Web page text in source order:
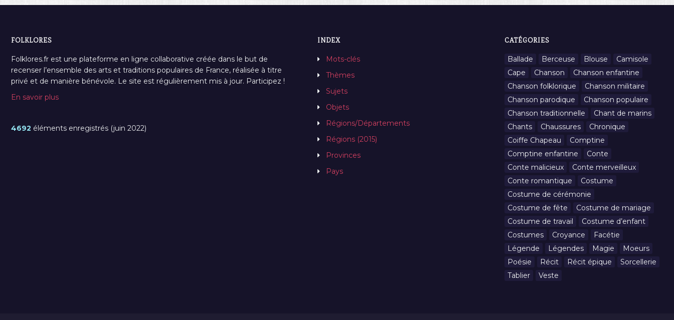
FOLKLORES
Folklores.fr est une plateforme en ligne collaborative créée dans le but de
recenser l’ensemble des arts et traditions populaires de France, réalisée à titre
privé et de manière bénévole. Le site est régulièrement mis à jour. Participez !
En savoir plus
4692 éléments enregistrés (juin 2022)
INDEX
Mots-clés
Thèmes
Sujets
Objets
Régions/Départements
Régions (2015)
Provinces
Pays
CATÉGORIES
Ballade Berceuse Blouse
Camisole
Cape
Chanson
Chanson enfantine
Chanson folklorique
Chanson militaire
Chanson parodique
Chanson populaire
Chanson traditionnelle
Chant de marins
Chants
Chaussures
Chronique
Coiffe Chapeau
Comptine
Comptine enfantine
Conte
Conte malicieux
Conte merveilleux
Conte romantique
Costume
Costume de cérémonie
Costume de fête
Costume de mariage
Costume de travail
Costume d’enfant
Costumes
Croyance
Facétie
Légende
Légendes Magie
Moeurs
Poésie
Récit Récit épique
Sorcellerie
Tablier
Veste